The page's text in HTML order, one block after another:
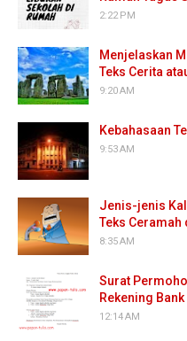
2:22 PM
Menjelaskan
Teks Cerita
9:20 AM
Kebahasaan
9:53 AM
Jenis-jenis
Teks
8:35 AM
Surat
Rekening
12:14 AM